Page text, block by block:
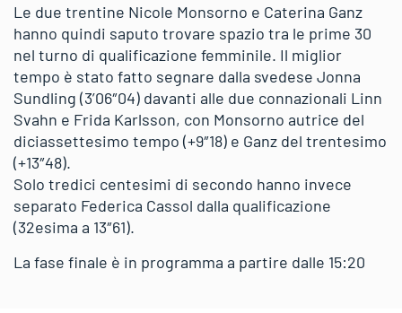
Le due trentine Nicole Monsorno e Caterina Ganz
hanno quindi saputo trovare spazio tra le prime 30
nel turno di qualificazione femminile. Il miglior
tempo è stato fatto segnare dalla svedese Jonna
Sundling (3’06″04) davanti alle due connazionali Linn
Svahn e Frida Karlsson, con Monsorno autrice del
diciassettesimo tempo (+9″18) e Ganz del trentesimo
(+13″48).
Solo tredici centesimi di secondo hanno invece
separato Federica Cassol dalla qualificazione
(32esima a 13″61).
La fase finale è in programma a partire dalle 15:20